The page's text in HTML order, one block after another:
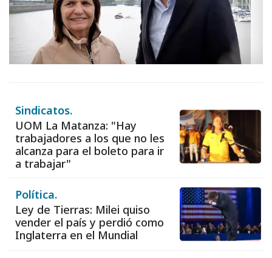
Sindicatos.
UOM La Matanza: "Hay
trabajadores a los que no les
alcanza para el boleto para ir
a trabajar"
Política.
Ley de Tierras: Milei quiso
vender el país y perdió como
Inglaterra en el Mundial